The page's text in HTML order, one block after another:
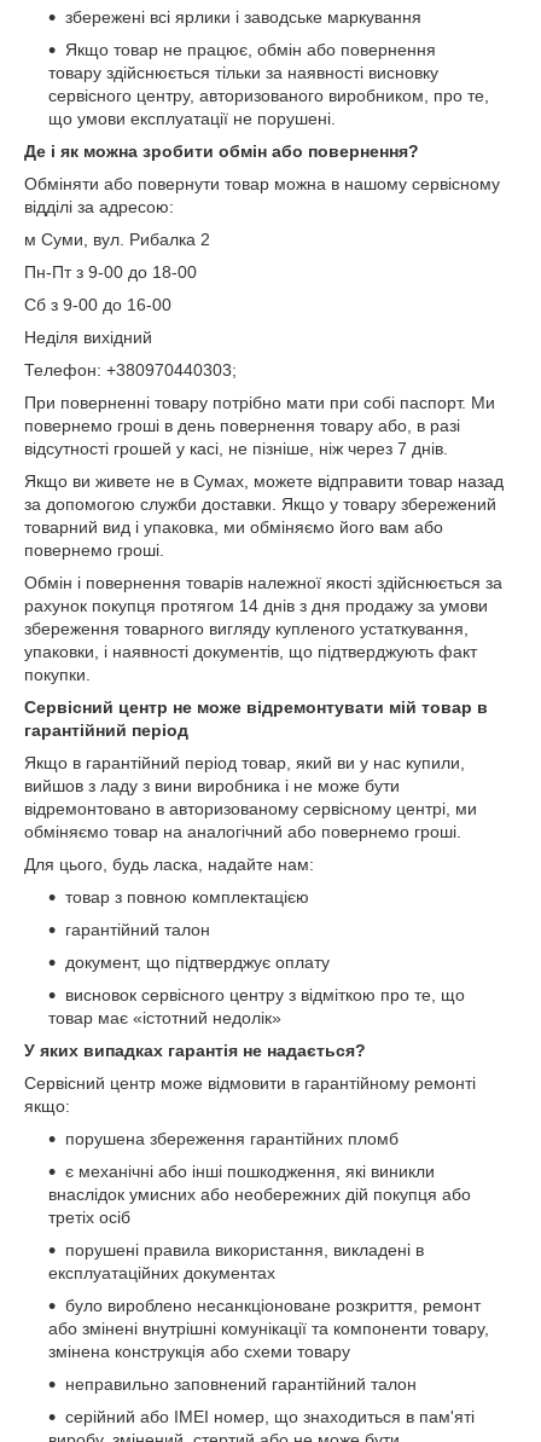
збережені всі ярлики і заводське маркування
Якщо товар не працює, обмін або повернення
товару здійснюється тільки за наявності висновку
сервісного центру, авторизованого виробником, про те,
що умови експлуатації не порушені.
Де і як можна зробити обмін або повернення?
Обміняти або повернути товар можна в нашому сервісному
відділі за адресою:
м Суми, вул. Рибалка 2
Пн-Пт з 9-00 до 18-00
Сб з 9-00 до 16-00
Неділя вихідний
Телефон: +380970440303;
При поверненні товару потрібно мати при собі паспорт. Ми
повернемо гроші в день повернення товару або, в разі
відсутності грошей у касі, не пізніше, ніж через 7 днів.
Якщо ви живете не в Сумах, можете відправити товар назад
за допомогою служби доставки. Якщо у товару збережений
товарний вид і упаковка, ми обміняємо його вам або
повернемо гроші.
Обмін і повернення товарів належної якості здійснюється за
рахунок покупця протягом 14 днів з дня продажу за умови
збереження товарного вигляду купленого устаткування,
упаковки, і наявності документів, що підтверджують факт
покупки.
Сервісний центр не може відремонтувати мій товар в
гарантійний період
Якщо в гарантійний період товар, який ви у нас купили,
вийшов з ладу з вини виробника і не може бути
відремонтовано в авторизованому сервісному центрі, ми
обміняємо товар на аналогічний або повернемо гроші.
Для цього, будь ласка, надайте нам:
товар з повною комплектацією
гарантійний талон
документ, що підтверджує оплату
висновок сервісного центру з відміткою про те, що
товар має «істотний недолік»
У яких випадках гарантія не надається?
Сервісний центр може відмовити в гарантійному ремонті
якщо:
порушена збереження гарантійних пломб
є механічні або інші пошкодження, які виникли
внаслідок умисних або необережних дій покупця або
третіх осіб
порушені правила використання, викладені в
експлуатаційних документах
було вироблено несанкціоноване розкриття, ремонт
або змінені внутрішні комунікації та компоненти товару,
змінена конструкція або схеми товару
неправильно заповнений гарантійний талон
серійний або IMEI номер, що знаходиться в пам'яті